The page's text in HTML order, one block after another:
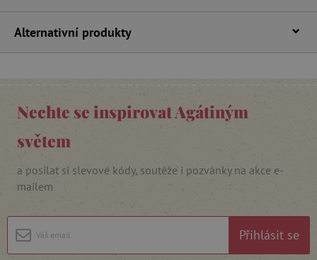
Alternativní produkty
Nechte se inspirovat Agátiným
světem
a posílat si slevové kódy, soutěže i pozvánky na akce e-
mailem
Přihlásit se
_lb_ccc
Google Privacy Policy